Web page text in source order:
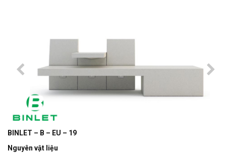
BINLET – B – EU – 19
Nguyên vật liệu